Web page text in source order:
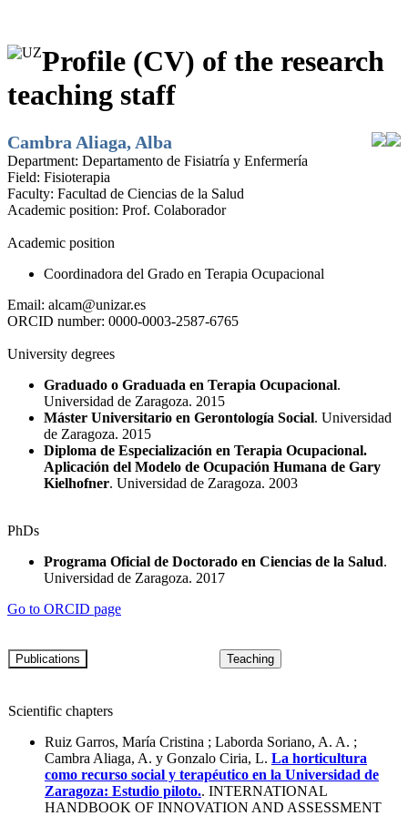
Profile (CV) of the research
teaching staff
Cambra Aliaga, Alba
Department: Departamento de Fisiatría y Enfermería
Field: Fisioterapia
Faculty: Facultad de Ciencias de la Salud
Academic position: Prof. Colaborador
Academic position
Coordinadora del Grado en Terapia Ocupacional
Email: alcam@unizar.es
ORCID number: 0000-0003-2587-6765
University degrees
Graduado o Graduada en Terapia Ocupacional.
Universidad de Zaragoza. 2015
Máster Universitario en Gerontología Social. Universidad
de Zaragoza. 2015
Diploma de Especialización en Terapia Ocupacional.
Aplicación del Modelo de Ocupación Humana de Gary
Kielhofner. Universidad de Zaragoza. 2003
PhDs
Programa Oficial de Doctorado en Ciencias de la Salud.
Universidad de Zaragoza. 2017
Go to ORCID page
Scientific chapters
Ruiz Garros, María Cristina ; Laborda Soriano, A. A. ;
Cambra Aliaga, A. y Gonzalo Ciria, L. La horticultura
como recurso social y terapéutico en la Universidad de
Zaragoza: Estudio piloto.. INTERNATIONAL
HANDBOOK OF INNOVATION AND ASSESSMENT